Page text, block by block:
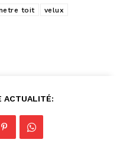
toit velux
ACTUALITÉ: